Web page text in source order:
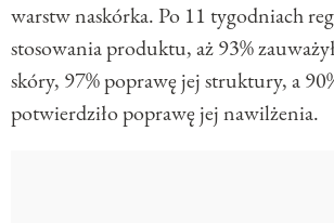
warstw naskórka. Po 11 tygodniach
stosowania produktu, aż 93%
skóry, 97% poprawę jej struktury, a
potwierdziło poprawę jej nawilżenia.